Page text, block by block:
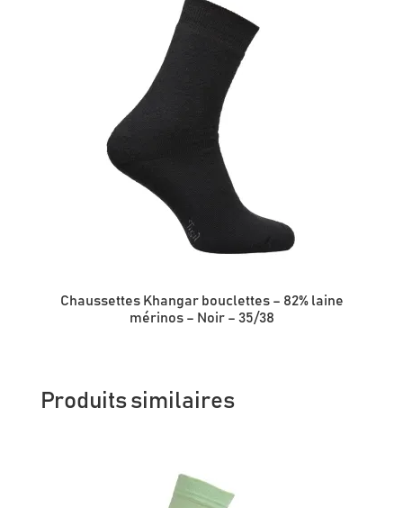
Chaussettes Khangar bouclettes – 82% laine
mérinos – Noir – 35/38
Produits similaires